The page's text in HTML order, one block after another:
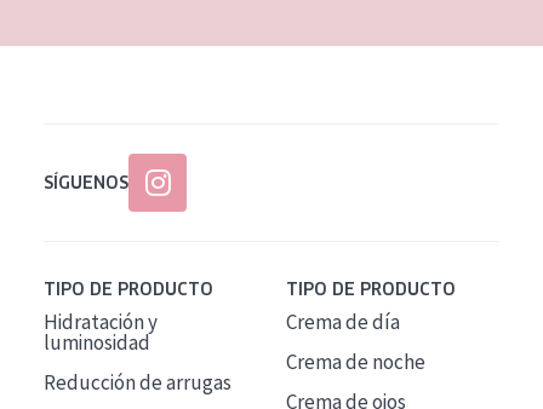
Todas las edades
SÍGUENOS
TIPO DE PRODUCTO
Hidratación y
luminosidad
Reducción de arrugas
TIPO DE PRODUCTO
Crema de día
Crema de noche
Crema de ojos